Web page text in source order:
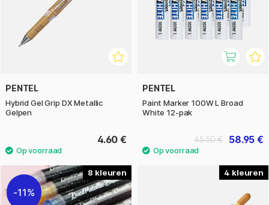
PENTEL
Hybrid Gel Grip DX Metallic
Gelpen
4.60 €
PENTEL
Paint Marker 100W L Broad
White 12-pak
58.95 €
65.50 €
8
11%
4